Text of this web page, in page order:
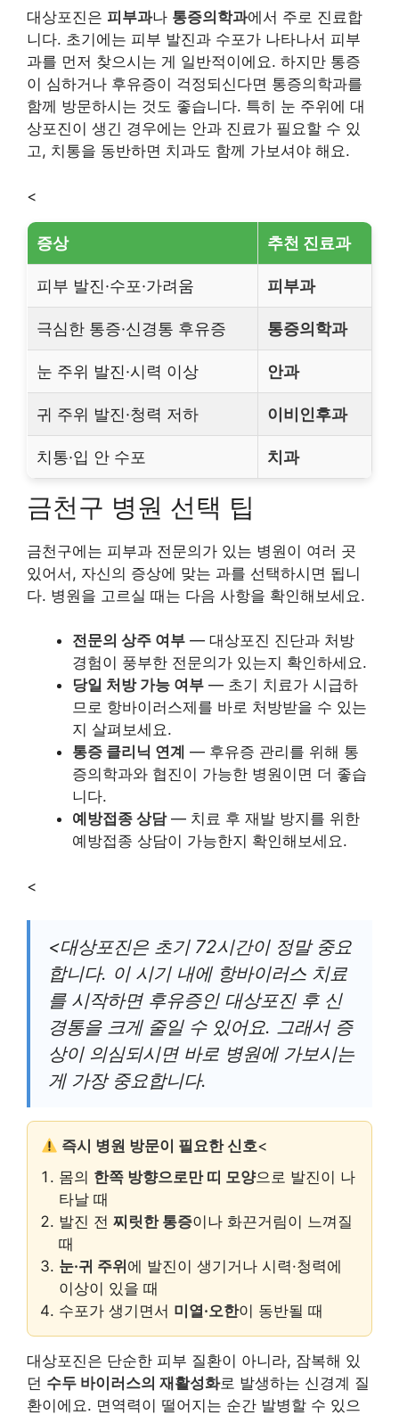
대상포진은 피부과나 통증의학과에서 주로 진료합
니다. 초기에는 피부 발진과 수포가 나타나서 피부
과를 먼저 찾으시는 게 일반적이에요. 하지만 통증
이 심하거나 후유증이 걱정되신다면 통증의학과를
함께 방문하시는 것도 좋습니다. 특히 눈 주위에 대
상포진이 생긴 경우에는 안과 진료가 필요할 수 있
고, 치통을 동반하면 치과도 함께 가보셔야 해요.
<
증상 추천 진료과
피부 발진·수포·가려움 피부과
극심한 통증·신경통 후유증 통증의학과
눈 주위 발진·시력 이상 안과
귀 주위 발진·청력 저하 이비인후과
치통·입 안 수포 치과
금천구 병원 선택 팁
금천구에는 피부과 전문의가 있는 병원이 여러 곳
있어서, 자신의 증상에 맞는 과를 선택하시면 됩니
다. 병원을 고르실 때는 다음 사항을 확인해보세요.
전문의 상주 여부 — 대상포진 진단과 처방
경험이 풍부한 전문의가 있는지 확인하세요.
당일 처방 가능 여부 — 초기 치료가 시급하
므로 항바이러스제를 바로 처방받을 수 있는
지 살펴보세요.
통증 클리닉 연계 — 후유증 관리를 위해 통
증의학과와 협진이 가능한 병원이면 더 좋습
니다.
예방접종 상담— 치료 후 재발 방지를 위한
예방접종 상담이 가능한지 확인해보세요.
<
<대상포진은 초기 72시간이 정말 중요
합니다. 이 시기 내에 항바이러스 치료
를 시작하면 후유증인 대상포진 후 신
경통을 크게 줄일 수 있어요. 그래서 증
상이 의심되시면 바로 병원에 가보시는
게 가장 중요합니다.
즉시 병원 방문이 필요한 신호<
몸의 한쪽 방향으로만 띠 모양으로 발진이 나
타날 때
발진 전 찌릿한 통증이나 화끈거림이 느껴질
때
눈·귀 주위 에 발진이 생기거나 시력·청력에
이상이 있을 때
수포가 생기면서 미열·오한이 동반될 때
대상포진은 단순한 피부 질환이 아니라, 잠복해 있
던 수두 바이러스의 재활성화로 발생하는 신경계 질
환이에요. 면역력이 떨어지는 순간 발병할 수 있으